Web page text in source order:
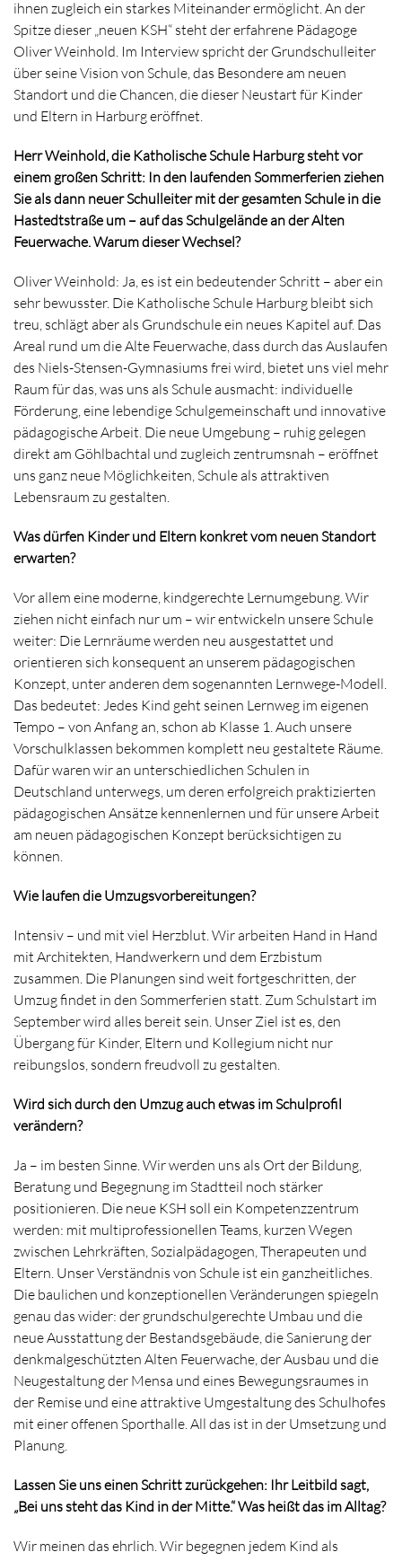
ihnen zugleich ein starkes Miteinander ermöglicht. An der
Spitze dieser „neuen KSH“ steht der erfahrene Pädagoge
Oliver Weinhold. Im Interview spricht der Grundschulleiter
über seine Vision von Schule, das Besondere am neuen
Standort und die Chancen, die dieser Neustart für Kinder
und Eltern in Harburg eröffnet.
Herr Weinhold, die Katholische Schule Harburg steht vor
einem großen Schritt: In den laufenden Sommerferien ziehen
Sie als dann neuer Schulleiter mit der gesamten Schule in die
Hastedtstraße um – auf das Schulgelände an der Alten
Feuerwache. Warum dieser Wechsel?
Oliver Weinhold: Ja, es ist ein bedeutender Schritt – aber ein
sehr bewusster. Die Katholische Schule Harburg bleibt sich
treu, schlägt aber als Grundschule ein neues Kapitel auf. Das
Areal rund um die Alte Feuerwache, dass durch das Auslaufen
des Niels-Stensen-Gymnasiums frei wird, bietet uns viel mehr
Raum für das, was uns als Schule ausmacht: individuelle
Förderung, eine lebendige Schulgemeinschaft und innovative
pädagogische Arbeit. Die neue Umgebung – ruhig gelegen
direkt am Göhlbachtal und zugleich zentrumsnah – eröffnet
uns ganz neue Möglichkeiten, Schule als attraktiven
Lebensraum zu gestalten.
Was dürfen Kinder und Eltern konkret vom neuen Standort
erwarten?
Vor allem eine moderne, kindgerechte Lernumgebung. Wir
ziehen nicht einfach nur um – wir entwickeln unsere Schule
weiter: Die Lernräume werden neu ausgestattet und
orientieren sich konsequent an unserem pädagogischen
Konzept, unter anderen dem sogenannten Lernwege-Modell.
Das bedeutet: Jedes Kind geht seinen Lernweg im eigenen
Tempo – von Anfang an, schon ab Klasse 1. Auch unsere
Vorschulklassen bekommen komplett neu gestaltete Räume.
Dafür waren wir an unterschiedlichen Schulen in
Deutschland unterwegs, um deren erfolgreich praktizierten
pädagogischen Ansätze kennenlernen und für unsere Arbeit
am neuen pädagogischen Konzept berücksichtigen zu
können.
Wie laufen die Umzugsvorbereitungen?
Intensiv – und mit viel Herzblut. Wir arbeiten Hand in Hand
mit Architekten, Handwerkern und dem Erzbistum
zusammen. Die Planungen sind weit fortgeschritten, der
Umzug findet in den Sommerferien statt. Zum Schulstart im
September wird alles bereit sein. Unser Ziel ist es, den
Übergang für Kinder, Eltern und Kollegium nicht nur
reibungslos, sondern freudvoll zu gestalten.
Wird sich durch den Umzug auch etwas im Schulprofil
verändern?
Ja – im besten Sinne. Wir werden uns als Ort der Bildung,
Beratung und Begegnung im Stadtteil noch stärker
positionieren. Die neue KSH soll ein Kompetenzzentrum
werden: mit multiprofessionellen Teams, kurzen Wegen
zwischen Lehrkräften, Sozialpädagogen, Therapeuten und
Eltern. Unser Verständnis von Schule ist ein ganzheitliches.
Die baulichen und konzeptionellen Veränderungen spiegeln
genau das wider: der grundschulgerechte Umbau und die
neue Ausstattung der Bestandsgebäude, die Sanierung der
denkmalgeschützten Alten Feuerwache, der Ausbau und die
Neugestaltung der Mensa und eines Bewegungsraumes in
der Remise und eine attraktive Umgestaltung des Schulhofes
mit einer offenen Sporthalle. All das ist in der Umsetzung und
Planung.
Lassen Sie uns einen Schritt zurückgehen: Ihr Leitbild sagt,
„Bei uns steht das Kind in der Mitte.“ Was heißt das im Alltag?
Wir meinen das ehrlich. Wir begegnen jedem Kind als